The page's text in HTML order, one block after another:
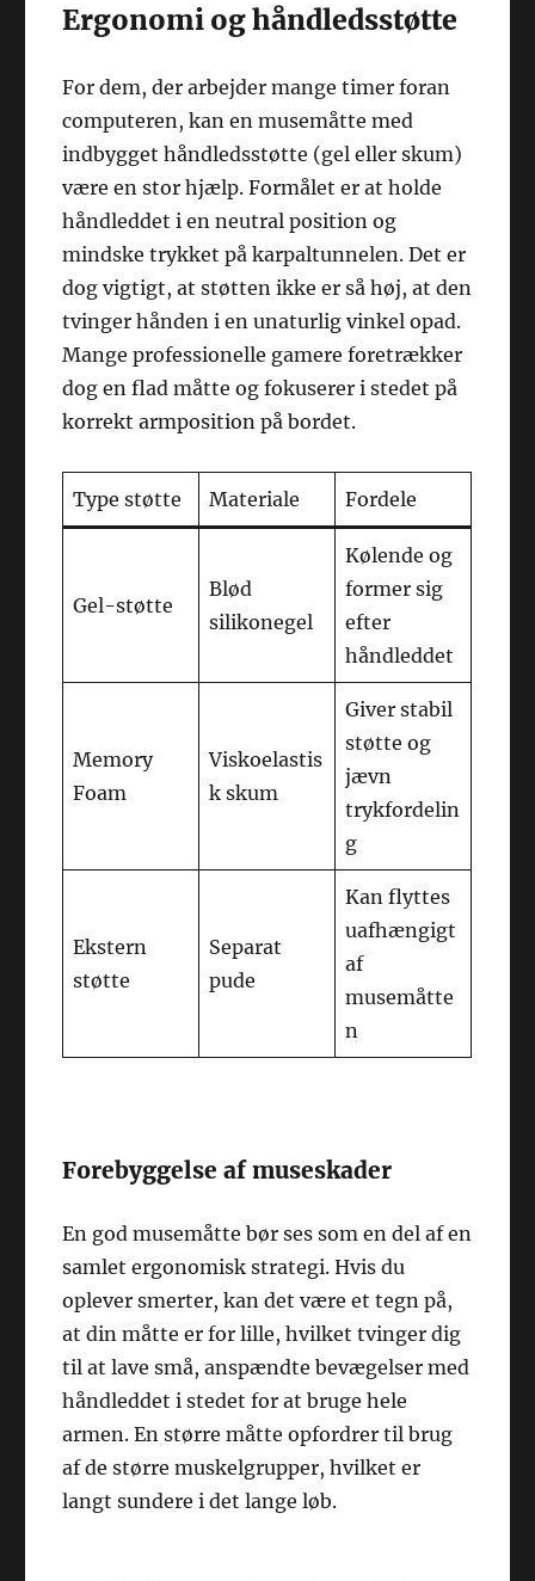
Ergonomi og håndledsstøtte
For dem, der arbejder mange timer foran
computeren, kan en musemåtte med
indbygget håndledsstøtte (gel eller skum)
være en stor hjælp. Formålet er at holde
håndleddet i en neutral position og
mindske trykket på karpaltunnelen. Det er
dog vigtigt, at støtten ikke er så høj, at den
tvinger hånden i en unaturlig vinkel opad.
Mange professionelle gamere foretrækker
dog en flad måtte og fokuserer i stedet på
korrekt armposition på bordet.
Type støtte Materiale Fordele
Gel-støtte
Blød
silikonegel
Kølende og
former sig
efter
håndleddet
Memory
Foam
Viskoelastis
k skum
Giver stabil
støtte og
jævn
trykfordelin
g
Ekstern
støtte
Separat
pude
Kan flyttes
uafhængigt
af
musemåtte
n
Forebyggelse af museskader
En god musemåtte bør ses som en del af en
samlet ergonomisk strategi. Hvis du
oplever smerter, kan det være et tegn på,
at din måtte er for lille, hvilket tvinger dig
til at lave små, anspændte bevægelser med
håndleddet i stedet for at bruge hele
armen. En større måtte opfordrer til brug
af de større muskelgrupper, hvilket er
langt sundere i det lange løb.